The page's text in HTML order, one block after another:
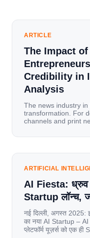
ARTICLE
The Impact
Credibility in
Analysis
The news industry
transformation. For
channels and print
mobile data,
has become a
ARTIFICIAL
AI Fiesta: ध्रुव
Startup लॉन्च,
नई दिल्ली, अगस्त 2025:
का नया AI Startup –
प्लेटफॉर्म यूज़र्स को एक